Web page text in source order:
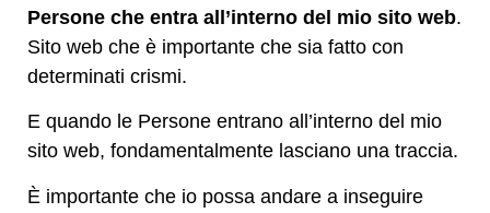
Persone che entra all’interno del mio sito web.
Sito web che è importante che sia fatto con
determinati crismi.
E quando le Persone entrano all’interno del mio
sito web, fondamentalmente lasciano una traccia.
È importante che io possa andare a inseguire